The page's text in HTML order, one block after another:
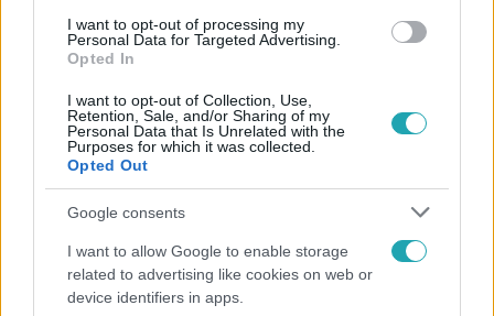
I want to opt-out of processing my
Personal Data for Targeted Advertising.
Opted In
I want to opt-out of Collection, Use,
Retention, Sale, and/or Sharing of my
Personal Data that Is Unrelated with the
Purposes for which it was collected.
Opted Out
Google consents
I want to allow Google to enable storage
related to advertising like cookies on web or
device identifiers in apps.
Cápák között
2023. február 12. 19:30
hogy beszállnak a gyerekruha bizniszbe
Balogh Levente, Lakatos István és Tomán Szabina is 2,5
millió forintot ajánlott a Tente Baba tulajdonosainak 5
Fodor-Magyar Dorina három félajánlatot is kapott. A
babaruhák készítésével foglalkozó vállalkozók végül
mindhárom befektető ajánlatát elfogadták, így még több
pénzzel is távoztak, mint ahogy eredetileg tervezték.